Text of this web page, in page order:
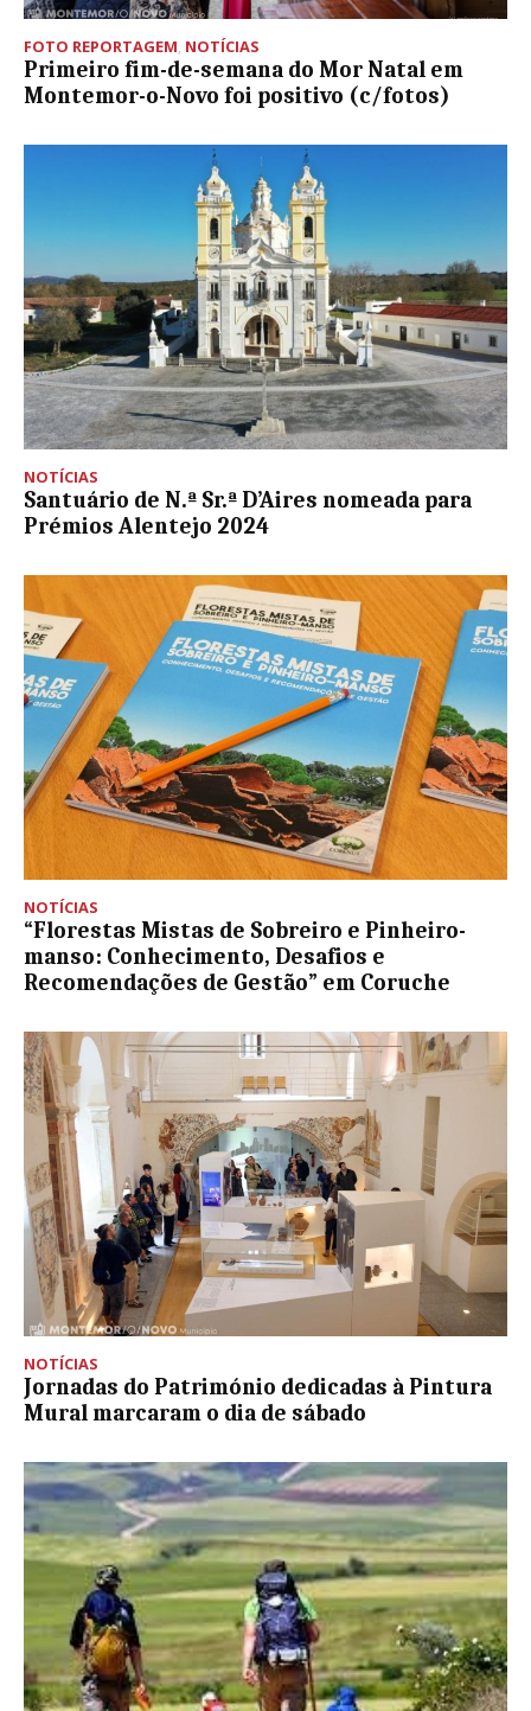
FOTO REPORTAGEM, NOTÍCIAS
Primeiro fim-de-semana do Mor Natal em
Montemor-o-Novo foi positivo (c/fotos)
NOTÍCIAS
Santuário de N.ª Sr.ª D’Aires nomeada para
Prémios Alentejo 2024
NOTÍCIAS
“Florestas Mistas de Sobreiro e Pinheiro-
manso: Conhecimento, Desafios e
Recomendações de Gestão” em Coruche
NOTÍCIAS
Jornadas do Património dedicadas à Pintura
Mural marcaram o dia de sábado